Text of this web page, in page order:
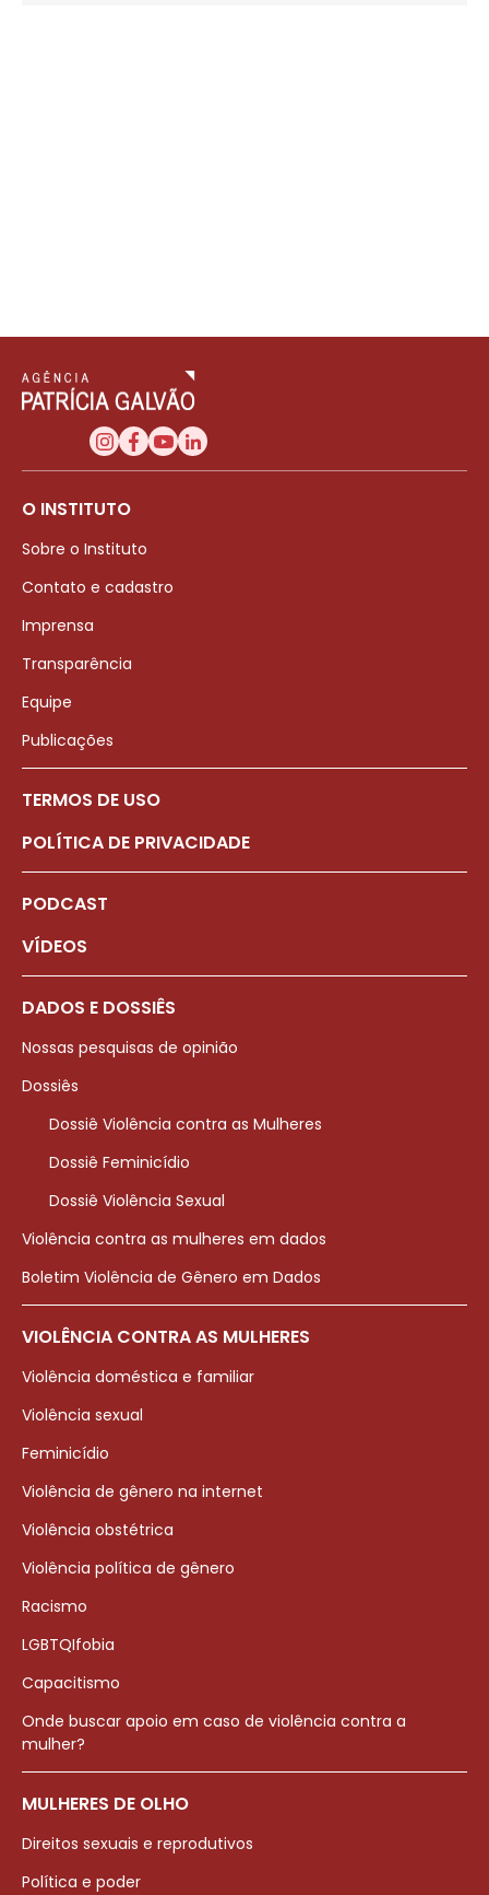
O INSTITUTO
Sobre o Instituto
Contato e cadastro
Imprensa
Transparência
Equipe
Publicações
TERMOS DE USO
POLÍTICA DE PRIVACIDADE
PODCAST
VÍDEOS
DADOS E DOSSIÊS
Nossas pesquisas de opinião
Dossiês
Dossiê Violência contra as Mulheres
Dossiê Feminicídio
Dossiê Violência Sexual
Violência contra as mulheres em dados
Boletim Violência de Gênero em Dados
VIOLÊNCIA CONTRA AS MULHERES
Violência doméstica e familiar
Violência sexual
Feminicídio
Violência de gênero na internet
Violência obstétrica
Violência política de gênero
Racismo
LGBTQIfobia
Capacitismo
Onde buscar apoio em caso de violência contra a
mulher?
MULHERES DE OLHO
Direitos sexuais e reprodutivos
Política e poder